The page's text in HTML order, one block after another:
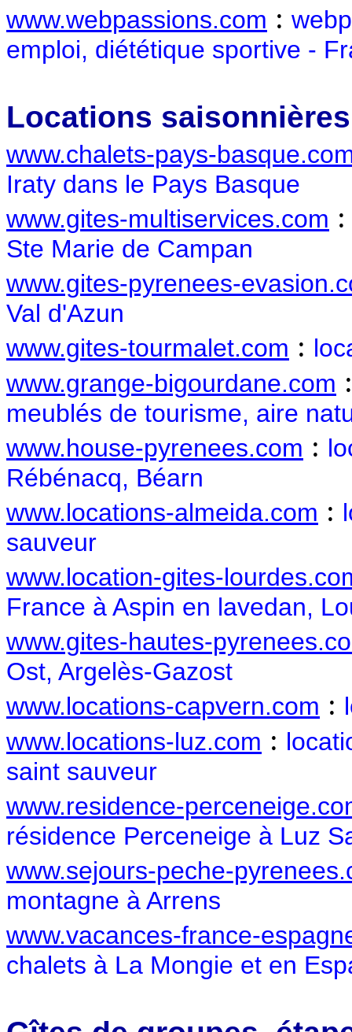
www.webpassions.com :
emploi, diététique sportive -
Locations
www.chalets-pays-
Iraty dans le Pays Basque
www.gites-multiservices.com
Ste Marie de Campan
www.gites-pyrenees-
Val d'Azun
www.gites-tourmalet.com :
www.grange-bigourdane.com
meublés de tourisme, aire
www.house-pyrenees.com :
Rébénacq, Béarn
www.locations-almeida.com :
sauveur
www.location-gites-
France à Aspin en lavedan,
www.gites-hautes-
Ost, Argelès-Gazost
www.locations-capvern.com :
www.locations-luz.com :
saint sauveur
www.residence-
résidence Perceneige à Luz
www.sejours-peche-
montagne à Arrens
www.vacances-france-
chalets à La Mongie et en